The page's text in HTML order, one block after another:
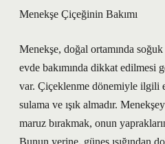
Menekşe Çiçeğinin Bakımı
Menekşe, doğal ortamında
evde bakımında dikkat edilmesi
var. Çiçeklenme dönemiyle ilgili
sulama ve ışık almadır.
maruz bırakmak, onun
Bunun yerine, güneş ışığından